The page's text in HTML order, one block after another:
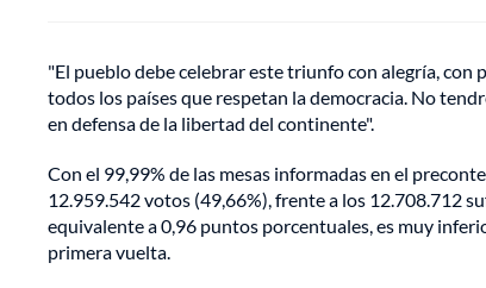
"El pueblo debe celebrar este triunfo con alegría,
todos los países que respetan la democracia. No
en defensa de la libertad del continente".
Con el 99,99% de las mesas informadas en el
12.959.542 votos (49,66%), frente a los 12.708.712
equivalente a 0,96 puntos porcentuales, es muy
primera vuelta.